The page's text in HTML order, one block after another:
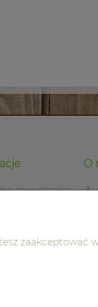
prywatności
O
zaakceptować